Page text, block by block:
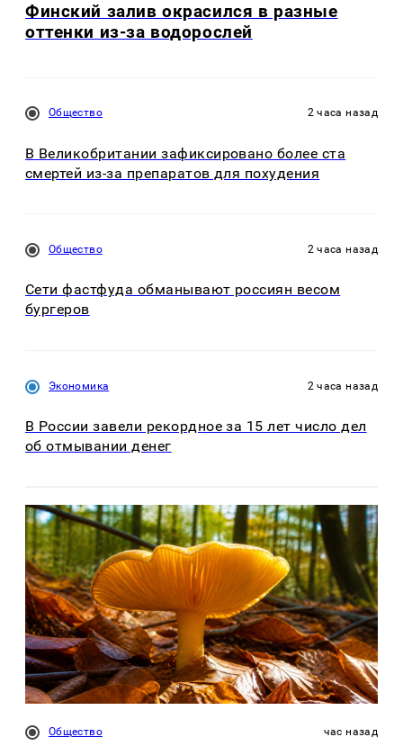
Финский залив окрасился в разные
оттенки из-за водорослей
Общество 2 часа назад
В Великобритании зафиксировано более ста
смертей из-за препаратов для похудения
Общество 2 часа назад
Сети фастфуда обманывают россиян весом
бургеров
Экономика 2 часа назад
В России завели рекордное за 15 лет число дел
об отмывании денег
Общество час назад